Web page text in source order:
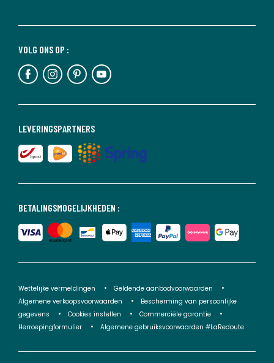
BETALINGSMOGELIJKHEDEN :
LEVERINGSPARTNERS
VOLG ONS OP :
Wettelijke vermeldingen
Geldende aanbodvoorwaarden
Algemene verkoopsvoorwaarden
Bescherming van persoonlijke
gegevens
Cookies instellen
Commerciële garantie
Herroepingformulier
Algemene gebruiksvoorwaarden #LaRedoute